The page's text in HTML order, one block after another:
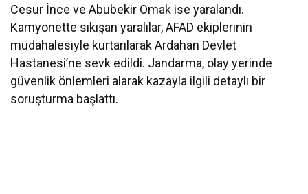
Cesur İnce ve Abubekir Omak ise yaralandı.
Kamyonette sıkışan yaralılar, AFAD ekiplerinin
müdahalesiyle kurtarılarak Ardahan Devlet
Hastanesi’ne sevk edildi. Jandarma, olay yerinde
güvenlik önlemleri alarak kazayla ilgili detaylı bir
soruşturma başlattı.